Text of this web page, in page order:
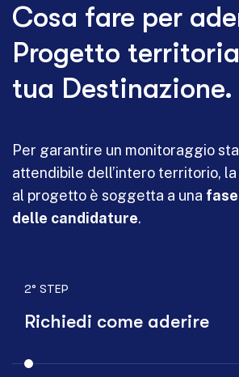
Cosa fare per
Progetto
tua Destinazione.
Per garantire un monitoraggio
attendibile dell’intero territorio,
al progetto è soggetta a una
delle candidature.
2° STEP
Richiedi come aderire